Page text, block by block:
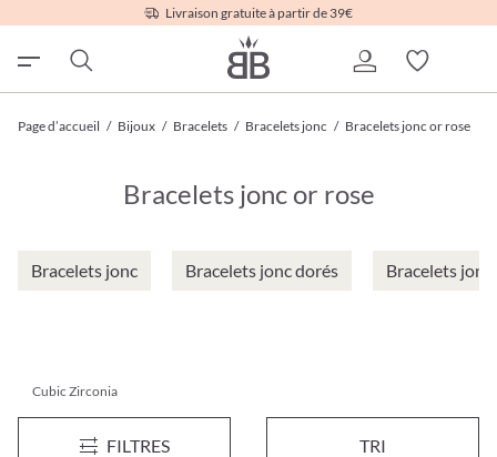
Livraison gratuite à partir de 39€
Page d’accueil / Bijoux / Bracelets / Bracelets jonc / Bracelets jonc or rose
Bracelets jonc or rose
Bracelets jonc Bracelets jonc dorés Bracelets
FILTRES TRI
Cubic Zirconia
Bracelet - Sparkling Moon Bracelet jonc - Golden Sparkle